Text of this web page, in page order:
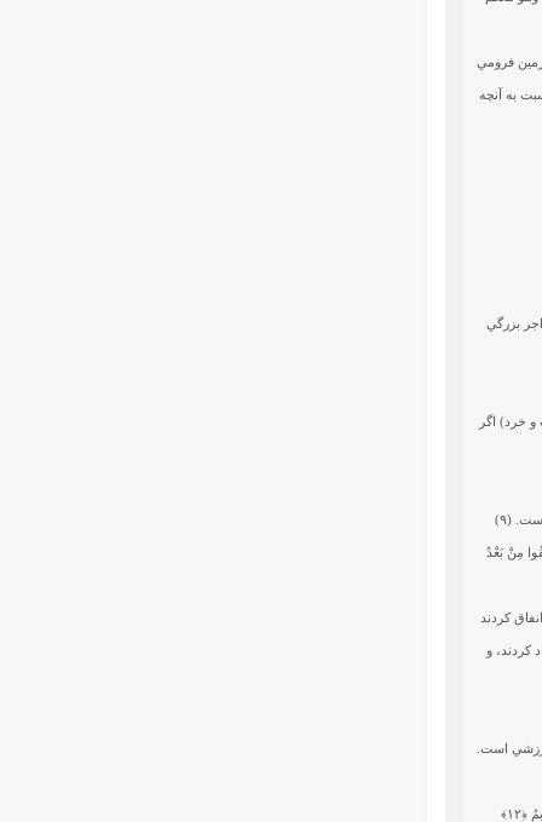
فرومي
به آنچه
اجر بزرگي
و خرد) اگر
(۹)
مِنْ بَعْدُ
كردند
كردند، و
است.
﴿۱۲﴾